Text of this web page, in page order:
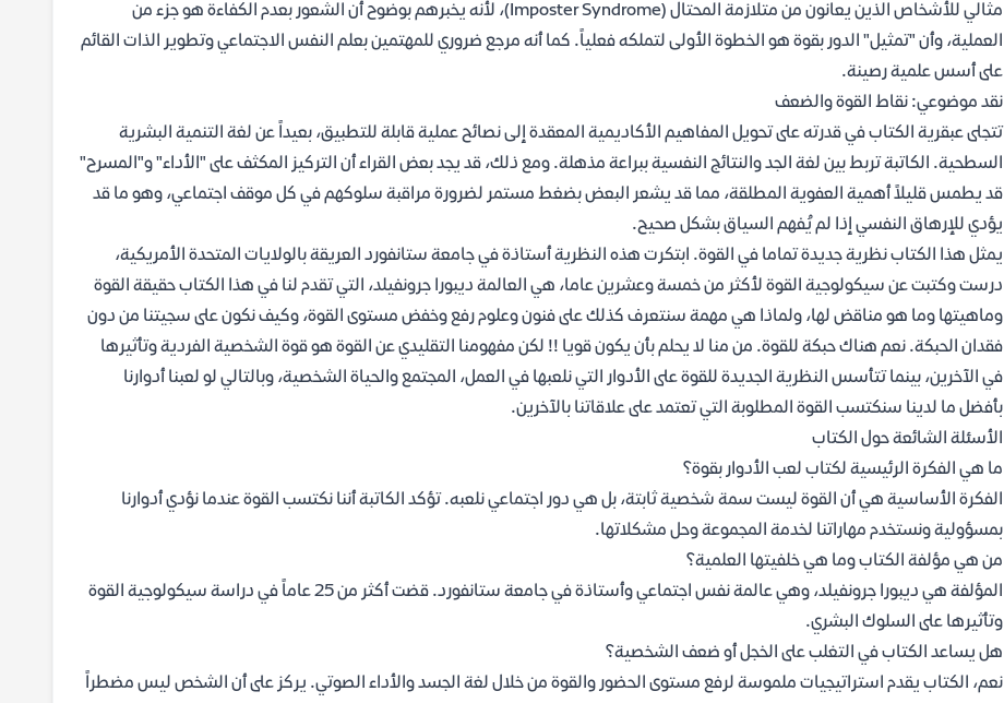
مثالي للأشخاص الذين يعانون من متلازمة المحتال (Imposter Syndrome)، لأنه يخبرهم بوضوح أن الشعور بعدم الكفاءة هو جزء من
العملية، وأن "تمثيل" الدور بقوة هو الخطوة الأولى لتملكه فعلياً. كما أنه مرجع ضروري للمهتمين بعلم النفس الاجتماعي وتطوير الذات القائم
على أسس علمية رصينة.
نقد موضوعي: نقاط القوة والضعف
تتجلى عبقرية الكتاب في قدرته على تحويل المفاهيم الأكاديمية المعقدة إلى نصائح عملية قابلة للتطبيق، بعيداً عن لغة التنمية البشرية
السطحية. الكاتبة تربط بين لغة الجد والنتائج النفسية ببراعة مذهلة. ومع ذلك، قد يجد بعض القراء أن التركيز المكثف على "الأداء" و"المسرح"
قد يطمس قليلاً أهمية العفوية المطلقة، مما قد يشعر البعض بضغط مستمر لضرورة مراقبة سلوكهم في كل موقف اجتماعي، وهو ما قد
يؤدي للإرهاق النفسي إذا لم يُفهم السياق بشكل صحيح.
يمثل هذا الكتاب نظرية جديدة تماما في القوة. ابتكرت هذه النظرية أستاذة في جامعة ستانفورد العريقة بالولايات المتحدة الأمريكية،
درست وكتبت عن سيكولوجية القوة لأكثر من خمسة وعشرين عاما، هي العالمة ديبورا جرونفيلد، التي تقدم لنا في هذا الكتاب حقيقة القوة
وماهيتها وما هو مناقض لها، ولماذا هي مهمة سنتعرف كذلك على فنون وعلوم رفع وخفض مستوى القوة، وكيف نكون على سجيتنا من دون
فقدان الحبكة. نعم هناك حبكة للقوة. من منا لا يحلم بأن يكون قويا !! لكن مفهومنا التقليدي عن القوة هو قوة الشخصية الفردية وتأثيرها
في الآخرين، بينما تتأسس النظرية الجديدة للقوة على الأدوار التي نلعبها في العمل، المجتمع والحياة الشخصية، وبالتالي لو لعبنا أدوارنا
بأفضل ما لدينا سنكتسب القوة المطلوبة التي تعتمد على علاقاتنا بالآخرين.
الأسئلة الشائعة حول الكتاب
ما هي الفكرة الرئيسية لكتاب لعب الأدوار بقوة؟
الفكرة الأساسية هي أن القوة ليست سمة شخصية ثابتة، بل هي دور اجتماعي نلعبه. تؤكد الكاتبة أننا نكتسب القوة عندما نؤدي أدوارنا
بمسؤولية ونستخدم مهاراتنا لخدمة المجموعة وحل مشكلاتها.
من هي مؤلفة الكتاب وما هي خلفيتها العلمية؟
المؤلفة هي ديبورا جرونفيلد، وهي عالمة نفس اجتماعي وأستاذة في جامعة ستانفورد. قضت أكثر من 25 عاماً في دراسة سيكولوجية القوة
وتأثيرها على السلوك البشري.
هل يساعد الكتاب في التغلب على الخجل أو ضعف الشخصية؟
نعم، الكتاب يقدم استراتيجيات ملموسة لرفع مستوى الحضور والقوة من خلال لغة الجسد والأداء الصوتي. يركز على أن الشخص ليس مضطراً